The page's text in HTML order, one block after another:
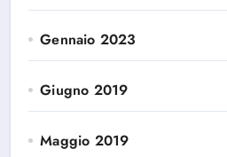
Gennaio 2023
Giugno 2019
Maggio 2019